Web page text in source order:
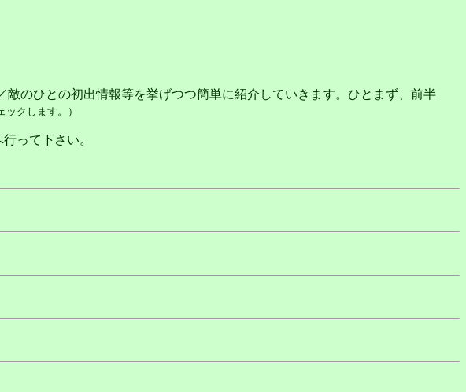
のひとの初出情報等を挙げつつ簡単に紹介していきます。ひとまず、前半
クします。）
行って下さい。